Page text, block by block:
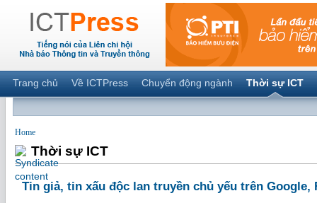
Trang chủ Về ICTPress Chuyển động ngành Thời sự ICT
Home
Thời sự ICT
Tin giả, tin xấu độc lan truyền chủ yếu trên Google,